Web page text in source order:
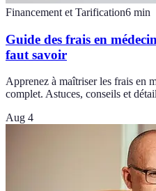
Financement et Tarification6 min
Guide des frais en
faut savoir
Apprenez à maîtriser les frais en
complet. Astuces, conseils et
Aug 4